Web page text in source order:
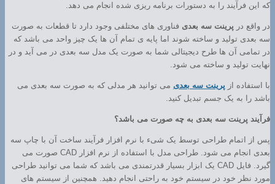
که این فرآیند را به دستورات برنامه ریزی شده انجام می دهد.
در واقع در پرینت سه بعدی فناوری های مختلفی وجود دارد تا قطعات به صورت
سه بعدی تولید و ساخته شوند اما پایه ی تمام آن ها یک چیز واحد می باشد که
در تمامی آن ها طرح دیجیتالی شما به صورت یک مدل سه بعدی در می آید و در
نهایت تولید و ساخته می شود.
با استفاده از پرینت سه بعدی می توانید هر مدلی که به صورت سه بعدی می
باشد را به یک جسم تبدیل کنید.
فرآیند پرینت سه بعدی به چه صورت می باشد؟
پس از اتمام طراحی توسط یک شیء با نرم افزار فرآیند ساخت آن با چاپ سه
بعدی انجام می شود. طراحی مدل با استفاده از نرم افزار CAD صورت می
گیرد. فایل CAD یک ابزار بسیار قدرتمندی می باشد که شما می توانید طراحی
مورد نظر خود در سیستم خود به راحتی انجام دهید. همچنین از سیستم های